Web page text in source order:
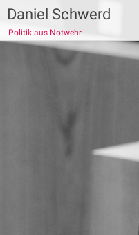
Zum
Inhalt
springen
Daniel Schwerd
Politik aus Notwehr